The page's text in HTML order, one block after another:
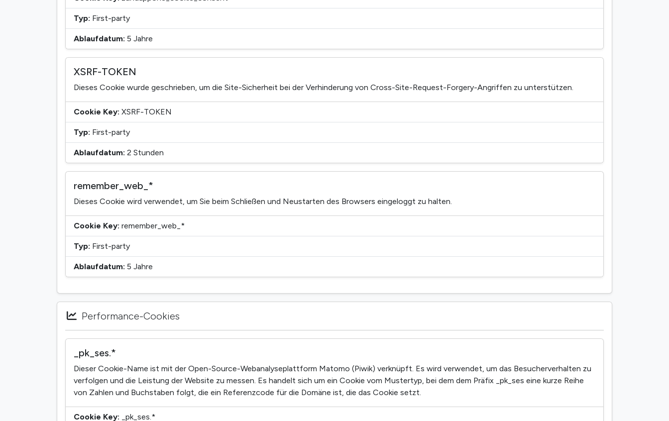
Typ: First-party
Ablaufdatum: 5 Jahre
XSRF-TOKEN
Dieses Cookie wurde geschrieben, um die Site-Sicherheit bei der Verhinderung von Cross-Site-Request-Forgery-Angriffen zu unterstützen.
Cookie Key: XSRF-TOKEN
Typ: First-party
Ablaufdatum: 2 Stunden
remember_web_*
Dieses Cookie wird verwendet, um Sie beim Schließen und Neustarten des Browsers eingeloggt zu halten.
Cookie Key: remember_web_*
Typ: First-party
Ablaufdatum: 5 Jahre
Performance-Cookies
_pk_ses.*
Dieser Cookie-Name ist mit der Open-Source-Webanalyseplattform Matomo (Piwik) verknüpft. Es wird verwendet, um das Besucherverhalten zu
verfolgen und die Leistung der Website zu messen. Es handelt sich um ein Cookie vom Mustertyp, bei dem dem Präfix _pk_ses eine kurze Reihe
von Zahlen und Buchstaben folgt, die ein Referenzcode für die Domäne ist, die das Cookie setzt.
Cookie Key: _pk_ses.*